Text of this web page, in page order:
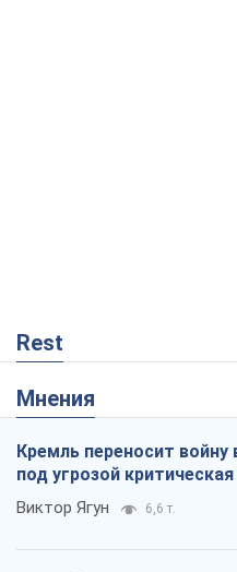
Rest
Мнения
Кремль переносит
под угрозой
Виктор Ягун 6,6 т.